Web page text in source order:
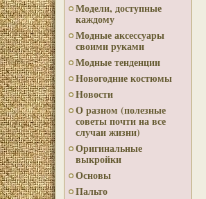
Модели, доступные
каждому
Модные аксессуары
своими руками
Модные тенденции
Новогодние костюмы
Новости
О разном (полезные
советы почти на все
случаи жизни)
Оригинальные
выкройки
Основы
Пальто